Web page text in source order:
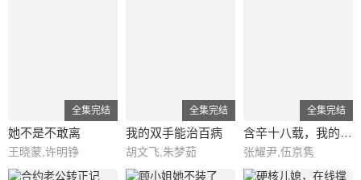
全集完结
她不是不敢离
王晓蒙,许明铮
全集完结
我的双手能治百病
胡文飞,朱梦茹
全集完结
含辛十八载，我的婆家全是假的
张耀尹,伍京隽